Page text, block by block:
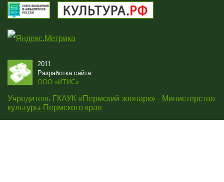
2011
Разработка сайта
OOO «ИТИС»
Учредитель ГКАУК «Пермский зоопарк» - Министерство
культуры Пермского края